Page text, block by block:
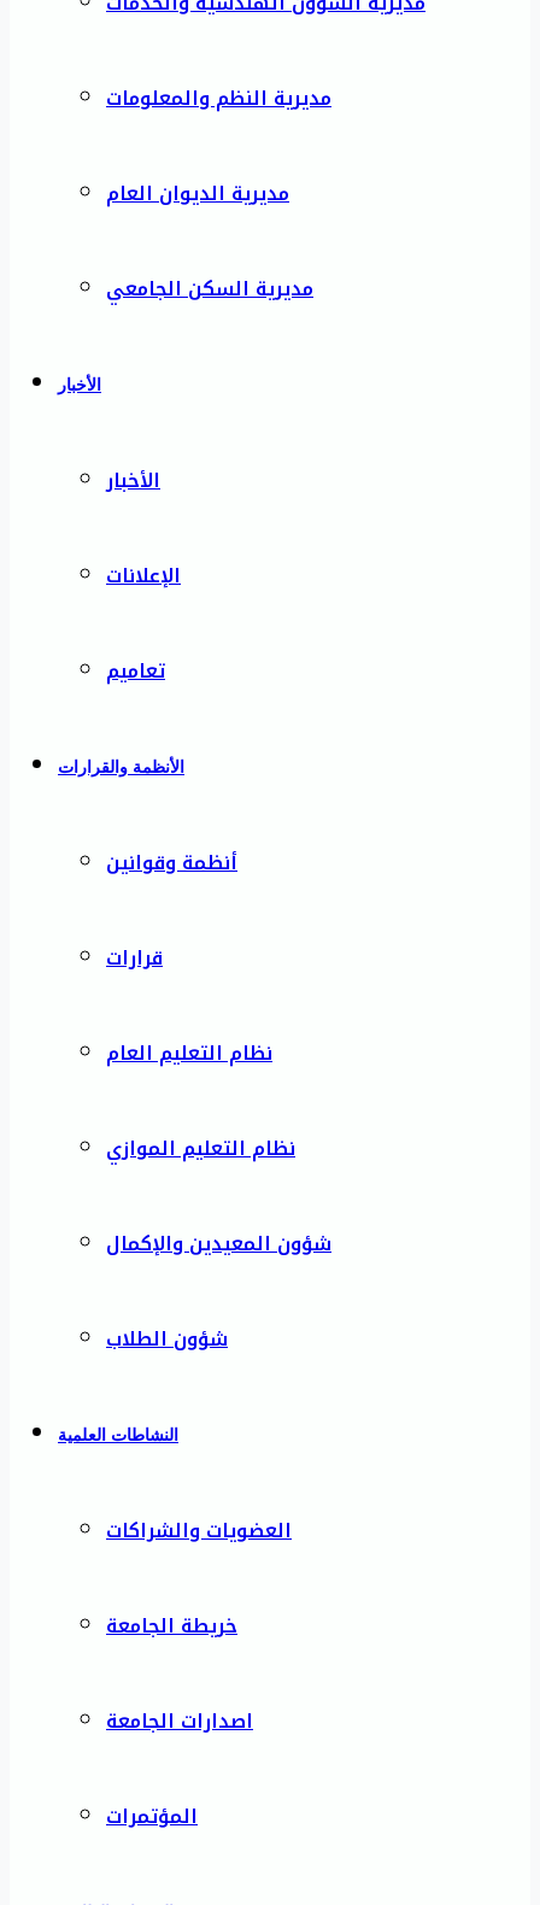
مديرية النظم والمعلومات
مديرية الديوان العام
مديرية السكن الجامعي
الأخبار
الأخبار
الإعلانات
تعاميم
الأنظمة والقرارات
أنظمة وقوانين
قرارات
نظام التعليم العام
نظام التعليم الموازي
شؤون المعيدين والإكمال
شؤون الطلاب
النشاطات العلمية
العضويات والشراكات
خريطة الجامعة
اصدارات الجامعة
المؤتمرات